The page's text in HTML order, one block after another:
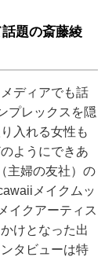
話題の斎藤綾
ディアでも話
プレックスを隠
入れる女性も
ようにできあ
主婦の友社）の
メイクムッ
イクアーティス
けとなった出
タビューは特